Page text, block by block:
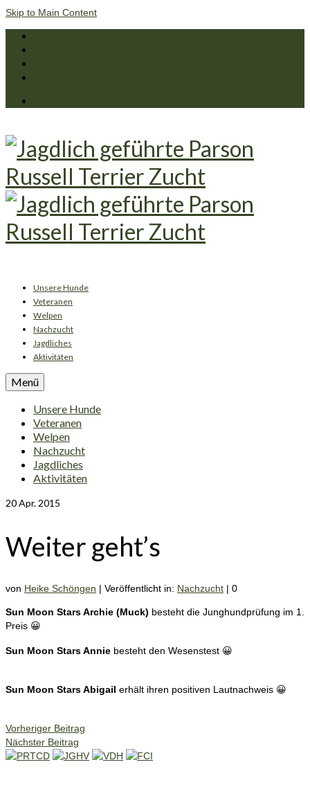
Skip to Main Content
Unsere Hunde
Veteranen
Welpen
Nachzucht
Jagdliches
Aktivitäten
Menü
Unsere Hunde
Veteranen
Welpen
Nachzucht
Jagdliches
Aktivitäten
20Apr. 2015
Weiter geht’s
von Heike Schöngen | Veröffentlicht in: Nachzucht | 0
Sun Moon Stars Archie (Muck) besteht die Junghundprüfung im 1.
Preis 😀
Sun Moon Stars Annie besteht den Wesenstest 😀
Sun Moon Stars Abigail erhält ihren positiven Lautnachweis 😀
Vorheriger Beitrag
Nächster Beitrag